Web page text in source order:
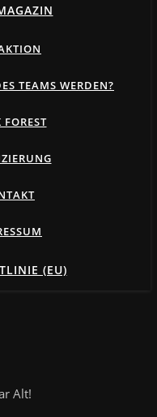
TEAMS WERDEN?
FOREST
(EU)
Alt!